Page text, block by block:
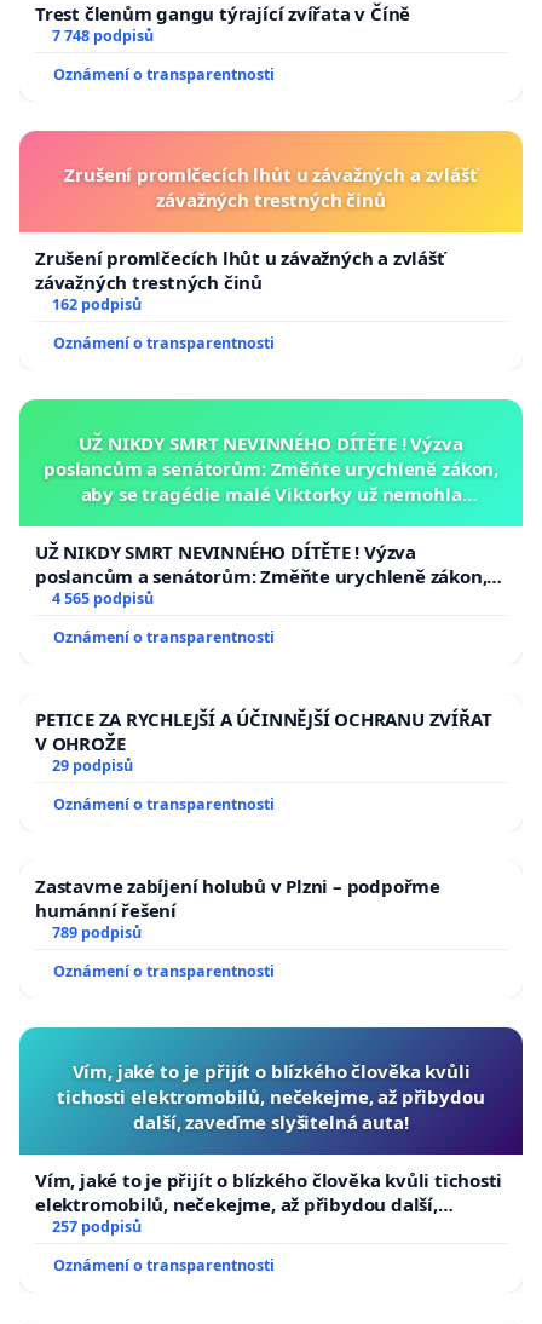
Trest členům gangu týrající zvířata v Číně
7 748 podpisů
Oznámení o transparentnosti
Zrušení promlčecích lhůt u závažných a zvlášť
závažných trestných činů
Zrušení promlčecích lhůt u závažných a zvlášť
závažných trestných činů
162 podpisů
Oznámení o transparentnosti
UŽ NIKDY SMRT NEVINNÉHO DÍTĚTE ! Výzva
poslancům a senátorům: Změňte urychleně zákon,
aby se tragédie malé Viktorky už nemohla
UŽ NIKDY SMRT NEVINNÉHO DÍTĚTE ! Výzva
poslancům a senátorům: Změňte urychleně zákon,
aby se tragédie malé Viktorky už nemohla opakovat!
4 565 podpisů
Oznámení o transparentnosti
PETICE ZA RYCHLEJŠÍ A ÚČINNĚJŠÍ OCHRANU ZVÍŘAT
V OHROŽE
29 podpisů
Oznámení o transparentnosti
Zastavme zabíjení holubů v Plzni – podpořme
humánní řešení
789 podpisů
Oznámení o transparentnosti
Vím, jaké to je přijít o blízkého člověka kvůli
tichosti elektromobilů, nečekejme, až přibydou
další, zaveďme slyšitelná auta!
Vím, jaké to je přijít o blízkého člověka kvůli tichosti
elektromobilů, nečekejme, až přibydou další,
zaveďme slyšitelná auta!
257 podpisů
Oznámení o transparentnosti